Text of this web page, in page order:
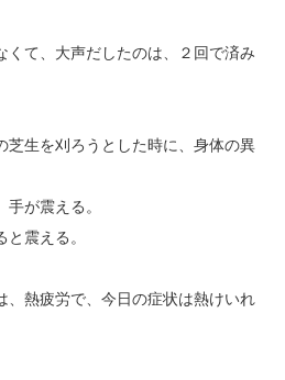
くて、大声だしたのは、２回で済み
芝生を刈ろうとした時に、身体の異
が震える。
震える。
、熱疲労で、今日の症状は熱けいれ